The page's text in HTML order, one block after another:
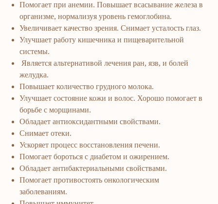
Помогает при анемии. Повышает всасывание железа в
организме, нормализуя уровень гемоглобина.
Увеличивает качество зрения. Снимает усталость глаз.
Улучшает работу кишечника и пищеварительной
системы.
Является альтернативой лечения ран, язв, и болей
желудка.
Повышает количество грудного молока.
Улучшает состояние кожи и волос. Хорошо помогает в
борьбе с морщинами.
Обладает антиоксидантными свойствами.
Снимает отеки.
Ускоряет процесс восстановления печени.
Помогает бороться с диабетом и ожирением.
Обладает антибактериальными свойствами.
Помогает противостоять онкологическим
заболеваниям.
ERSAG
hamkorsayti